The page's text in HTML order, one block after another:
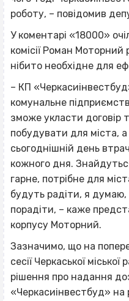
роботу, – повідомив
У коментарі «18000»
комісії Роман Моторний
нібито необхідне для
– КП
комунальне
зможе укласти договір
побудувати для міста, а
сьогоднішній день
кожного дня.
гарне, потрібне для
будуть радіти, я
порадіти, – каже
корпусу Моторний.
Зазначимо, що на
сесії Черкаської
рішення про надання
«Черкасиінвестбуд» на